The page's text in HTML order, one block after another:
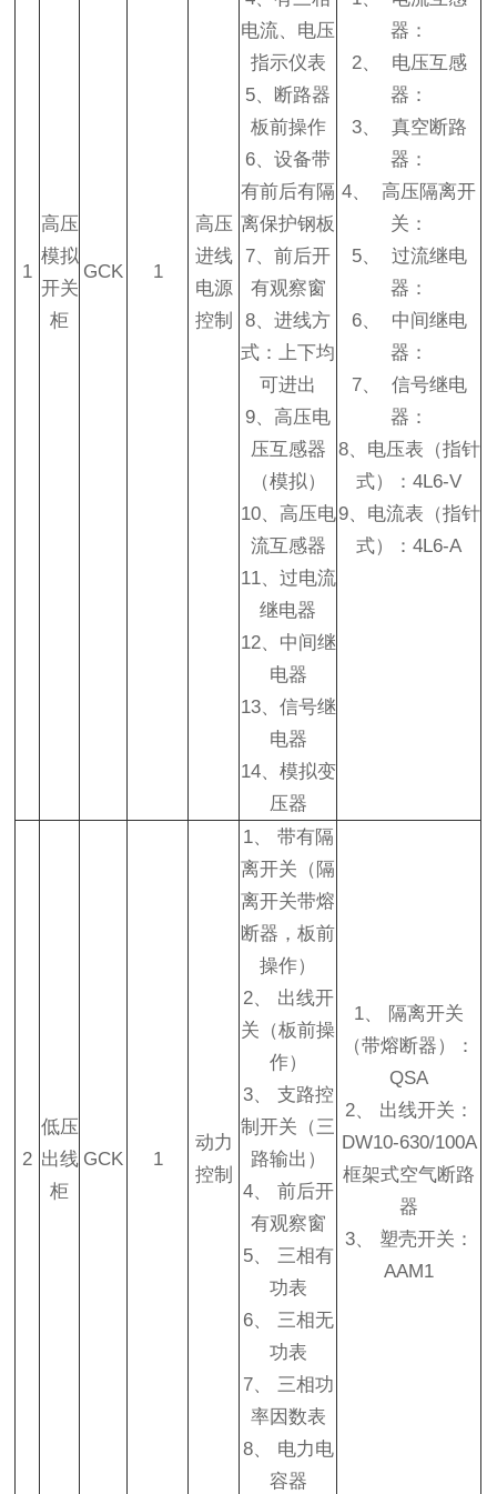
1
高压
模拟
开关
柜
GCK 1
高压
进线
电源
控制
电流、电压
指示仪表
5、断路器
板前操作
6、设备带
有前后有隔
离保护钢板
7、前后开
有观察窗
8、进线方
式：上下均
可进出
9、高压电
压互感器
（模拟）
10、高压电
流互感器
11、过电流
继电器
12、中间继
电器
13、信号继
电器
14、模拟变
压器
器：
2、 电压互感
器：
3、 真空断路
器：
4、 高压隔离开
关：
5、 过流继电
器：
6、 中间继电
器：
7、 信号继电
器：
8、电压表（指针
式）：4L6-V
9、电流表（指针
式）：4L6-A
2
低压
出线
柜
GCK 1
动力
控制
1、 带有隔
离开关（隔
离开关带熔
断器，板前
操作）
2、 出线开
关（板前操
作）
3、 支路控
制开关（三
路输出）
4、 前后开
有观察窗
5、 三相有
功表
6、 三相无
功表
7、 三相功
率因数表
8、 电力电
容器
1、 隔离开关
（带熔断器）：
QSA
2、 出线开关：
DW10-630/100A
框架式空气断路
器
3、 塑壳开关：
AAM1